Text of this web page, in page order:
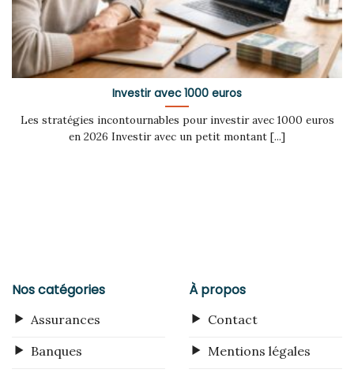
Investir avec 1000 euros
Les stratégies incontournables pour investir avec 1000 euros
en 2026 Investir avec un petit montant [...]
Nos catégories
Assurances
Banques
À propos
Contact
Mentions légales